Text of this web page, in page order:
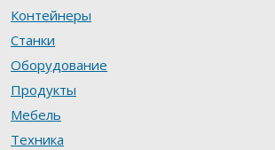
Контейнеры
Станки
Оборудование
Продукты
Мебель
Техника